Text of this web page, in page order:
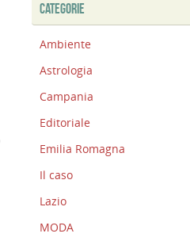
CATEGORIE
Ambiente
Astrologia
Campania
Editoriale
Emilia Romagna
Il caso
Lazio
MODA